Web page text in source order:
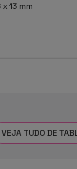
13 mm
VEJA TUDO DE